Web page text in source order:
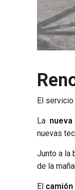
El
La
nuevas
Junto a la
de la
El